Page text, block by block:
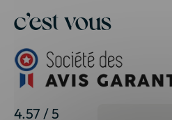
c’est vous
4.57 / 5